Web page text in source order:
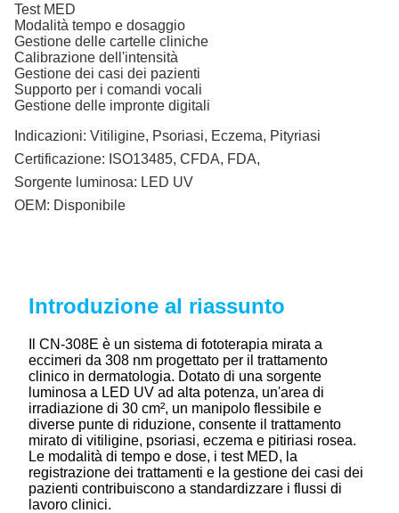
Test MED
Modalità tempo e dosaggio
Gestione delle cartelle cliniche
Calibrazione dell'intensità
Gestione dei casi dei pazienti
Supporto per i comandi vocali
Gestione delle impronte digitali
Indicazioni: Vitiligine, Psoriasi, Eczema, Pityriasi
Certificazione: ISO13485, CFDA, FDA,
Sorgente luminosa: LED UV
OEM: Disponibile
Introduzione al riassunto
Il CN-308E è un sistema di fototerapia mirata a
eccimeri da 308 nm progettato per il trattamento
clinico in dermatologia. Dotato di una sorgente
luminosa a LED UV ad alta potenza, un'area di
irradiazione di 30 cm², un manipolo flessibile e
diverse punte di riduzione, consente il trattamento
mirato di vitiligine, psoriasi, eczema e pitiriasi rosea.
Le modalità di tempo e dose, i test MED, la
registrazione dei trattamenti e la gestione dei casi dei
pazienti contribuiscono a standardizzare i flussi di
lavoro clinici.